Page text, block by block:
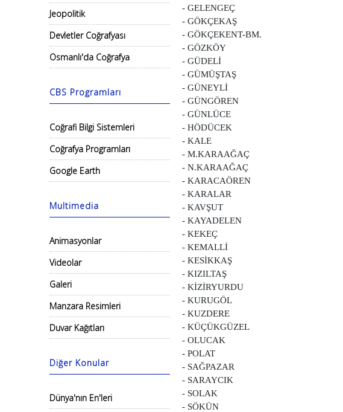
Jeopolitik
Devletler Coğrafyası
Osmanlı'da Coğrafya
CBS Programları
Coğrafi Bilgi Sistemleri
Coğrafya Programları
Google Earth
Multimedia
Animasyonlar
Videolar
Galeri
Manzara Resimleri
Duvar Kağıtları
Diğer Konular
Dünya'nın En'leri
- GELENGEÇ
- GÖKÇEKAŞ
- GÖKÇEKENT-BM.
- GÖZKÖY
- GÜDELİ
- GÜMÜŞTAŞ
- GÜNEYLİ
- GÜNGÖREN
- GÜNLÜCE
- HÖDÜCEK
- KALE
- M.KARAAĞAÇ
- N.KARAAĞAÇ
- KARACAÖREN
- KARALAR
- KAVŞUT
- KAYADELEN
- KEKEÇ
- KEMALLİ
- KESİKKAŞ
- KIZILTAŞ
- KİZİRYURDU
- KURUGÖL
- KUZDERE
- KÜÇÜKGÜZEL
- OLUCAK
- POLAT
- SAĞPAZAR
- SARAYCIK
- SOLAK
- SÖKÜN